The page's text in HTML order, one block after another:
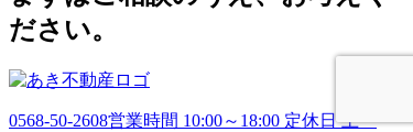
ださい。
0568-50-2608営業時間 10:00～18:00 定休日 土・